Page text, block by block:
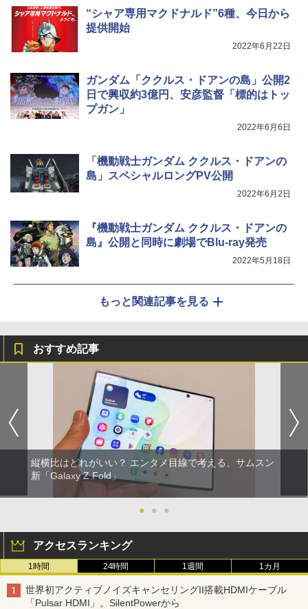
“シャア専用マクドナルド”6種、今日から
提供開始
2022年6月22日
ガンダム「ククルス・ドアンの島」公開2
日で興収約3億円、安彦監督「標的はトッ
プガン」
2022年6月6日
「機動戦士ガンダム ククルス・ドアンの
島」スペシャルロングPV公開
2022年6月2日
『機動戦士ガンダム ククルス・ドアンの
島』公開と同時に劇場でBlu-ray発売
2022年5月18日
もっと関連記事を見る
おすすめ記事
縦横比はどれがいい？ エンタメ目線で考える、サムスン
新「Galaxy Z Fold」
● ● ●
アクセスランキング
1時間 24時間 1週間 1カ月
世界初アクティブノイズキャンセリングII搭載HDMIケーブル
「Pulsar HDMI」。SilentPowerから